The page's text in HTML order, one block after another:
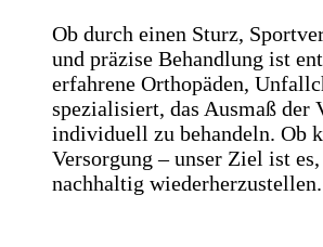
Ob durch einen Sturz,
und präzise Behandlung ist
erfahrene Orthopäden,
spezialisiert, das Ausmaß der
individuell zu behandeln. Ob
Versorgung – unser Ziel ist
nachhaltig wiederherzustellen.